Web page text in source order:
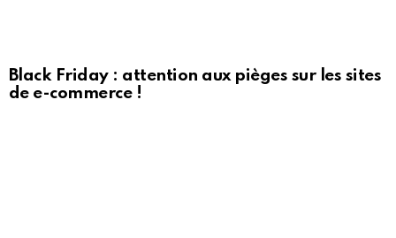
Black Friday : attention aux pièges sur les sites
de e-commerce !